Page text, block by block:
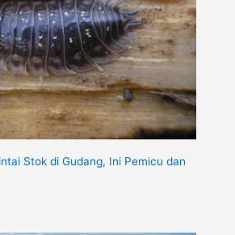
Stok di Gudang, Ini Pemicu dan